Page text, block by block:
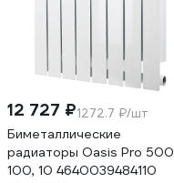
12 727 ₽1272.7 ₽/шт
Биметаллические
радиаторы Oasis Pro 500
100, 10 4640039484110